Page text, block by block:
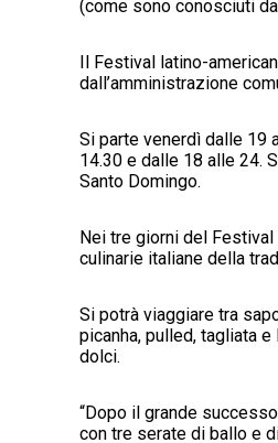
(come sono conosciuti
Il Festival latino-
dall’amministrazione
Si parte venerdì dalle 19
14.30 e dalle 18 alle 24.
Santo Domingo.
Nei tre giorni del
culinarie italiane della
Si potrà viaggiare tra
picanha, pulled, tagliata
dolci.
“Dopo il grande
con tre serate di ballo e